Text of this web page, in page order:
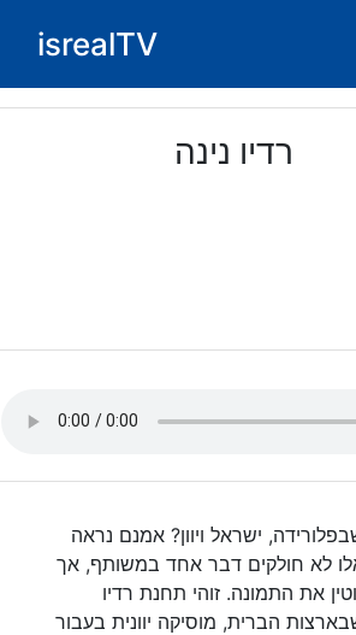
isrealTV
רדיו נינה
ישראל ויוון? אמנם נראה
לא חולקים דבר אחד במשותף, אך
את התמונה. זוהי תחנת רדיו
הברית, מוסיקה יוונית בעבור